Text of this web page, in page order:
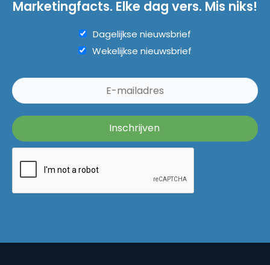
Marketingfacts. Elke dag vers. Mis niks!
Dagelijkse nieuwsbrief
Wekelijkse nieuwsbrief